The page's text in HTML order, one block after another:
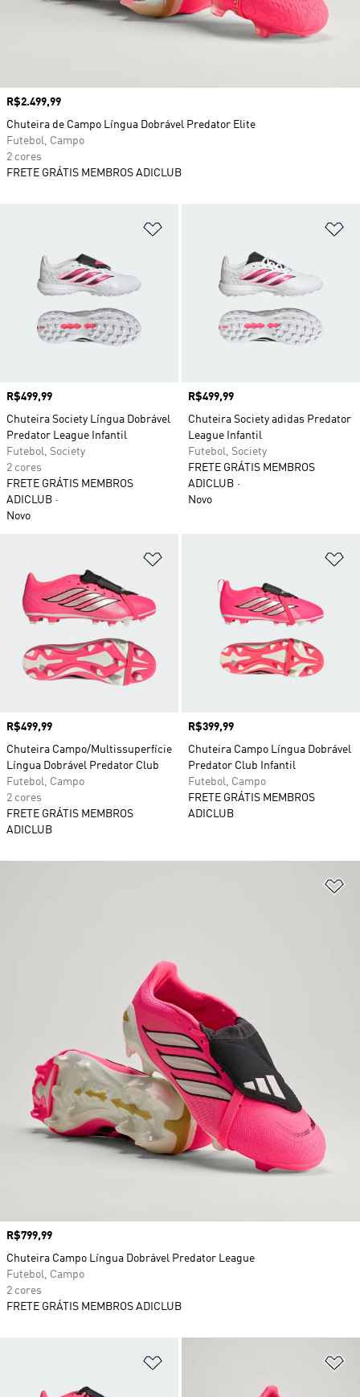
Preço
R$499,99
Chuteira Society Língua Dobrável
Predator League Infantil
Futebol, Society
2 cores
FRETE GRÁTIS MEMBROS
ADICLUB
Novo
Preço
R$499,99
Chuteira Society adidas Predator
League Infantil
Futebol, Society
FRETE GRÁTIS MEMBROS
ADICLUB
Novo
Preço
R$499,99
Chuteira Campo/Multissuperfície
Língua Dobrável Predator Club
Futebol, Campo
2 cores
FRETE GRÁTIS MEMBROS
ADICLUB
Preço
R$399,99
Chuteira Campo Língua Dobrável
Predator Club Infantil
Futebol, Campo
FRETE GRÁTIS MEMBROS
ADICLUB
Adicionar à Lista de Desejos
Preço
R$2.499,99
Chuteira de Campo Língua Dobrável Predator Elite
Futebol, Campo
2 cores
FRETE GRÁTIS MEMBROS ADICLUB
Preço
R$799,99
Chuteira Campo Língua Dobrável Predator League
Futebol, Campo
2 cores
FRETE GRÁTIS MEMBROS ADICLUB